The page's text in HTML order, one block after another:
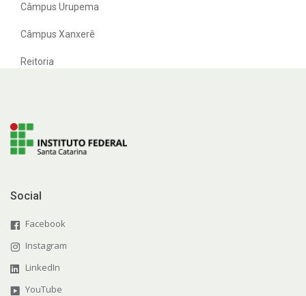
Câmpus Urupema
Câmpus Xanxerê
Reitoria
Social
Facebook
Instagram
LinkedIn
YouTube